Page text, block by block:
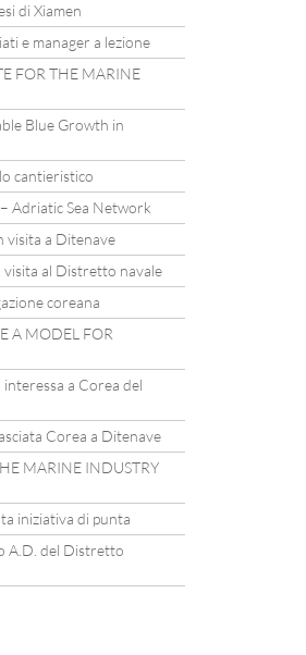
di Xiamen
e manager a lezione
FOR THE MARINE
Blue Growth in
cantieristico
Adriatic Sea Network
visita a Ditenave
visita al Distretto navale
coreana
A MODEL FOR
a Corea del
Corea a Ditenave
MARINE INDUSTRY
iniziativa di punta
A.D. del Distretto